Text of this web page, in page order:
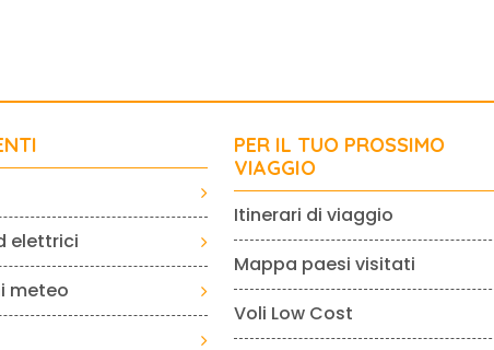
elettrici
meteo
PER IL TUO PROSSIMO
VIAGGIO
Itinerari di viaggio
Mappa paesi visitati
Voli Low Cost